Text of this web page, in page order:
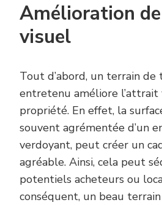
Amélioration
visuel
Tout d’abord, un terrain de
entretenu améliore
propriété. En effet, la
souvent agrémentée d’un
verdoyant, peut créer un
agréable. Ainsi, cela peut
potentiels acheteurs ou
conséquent, un beau